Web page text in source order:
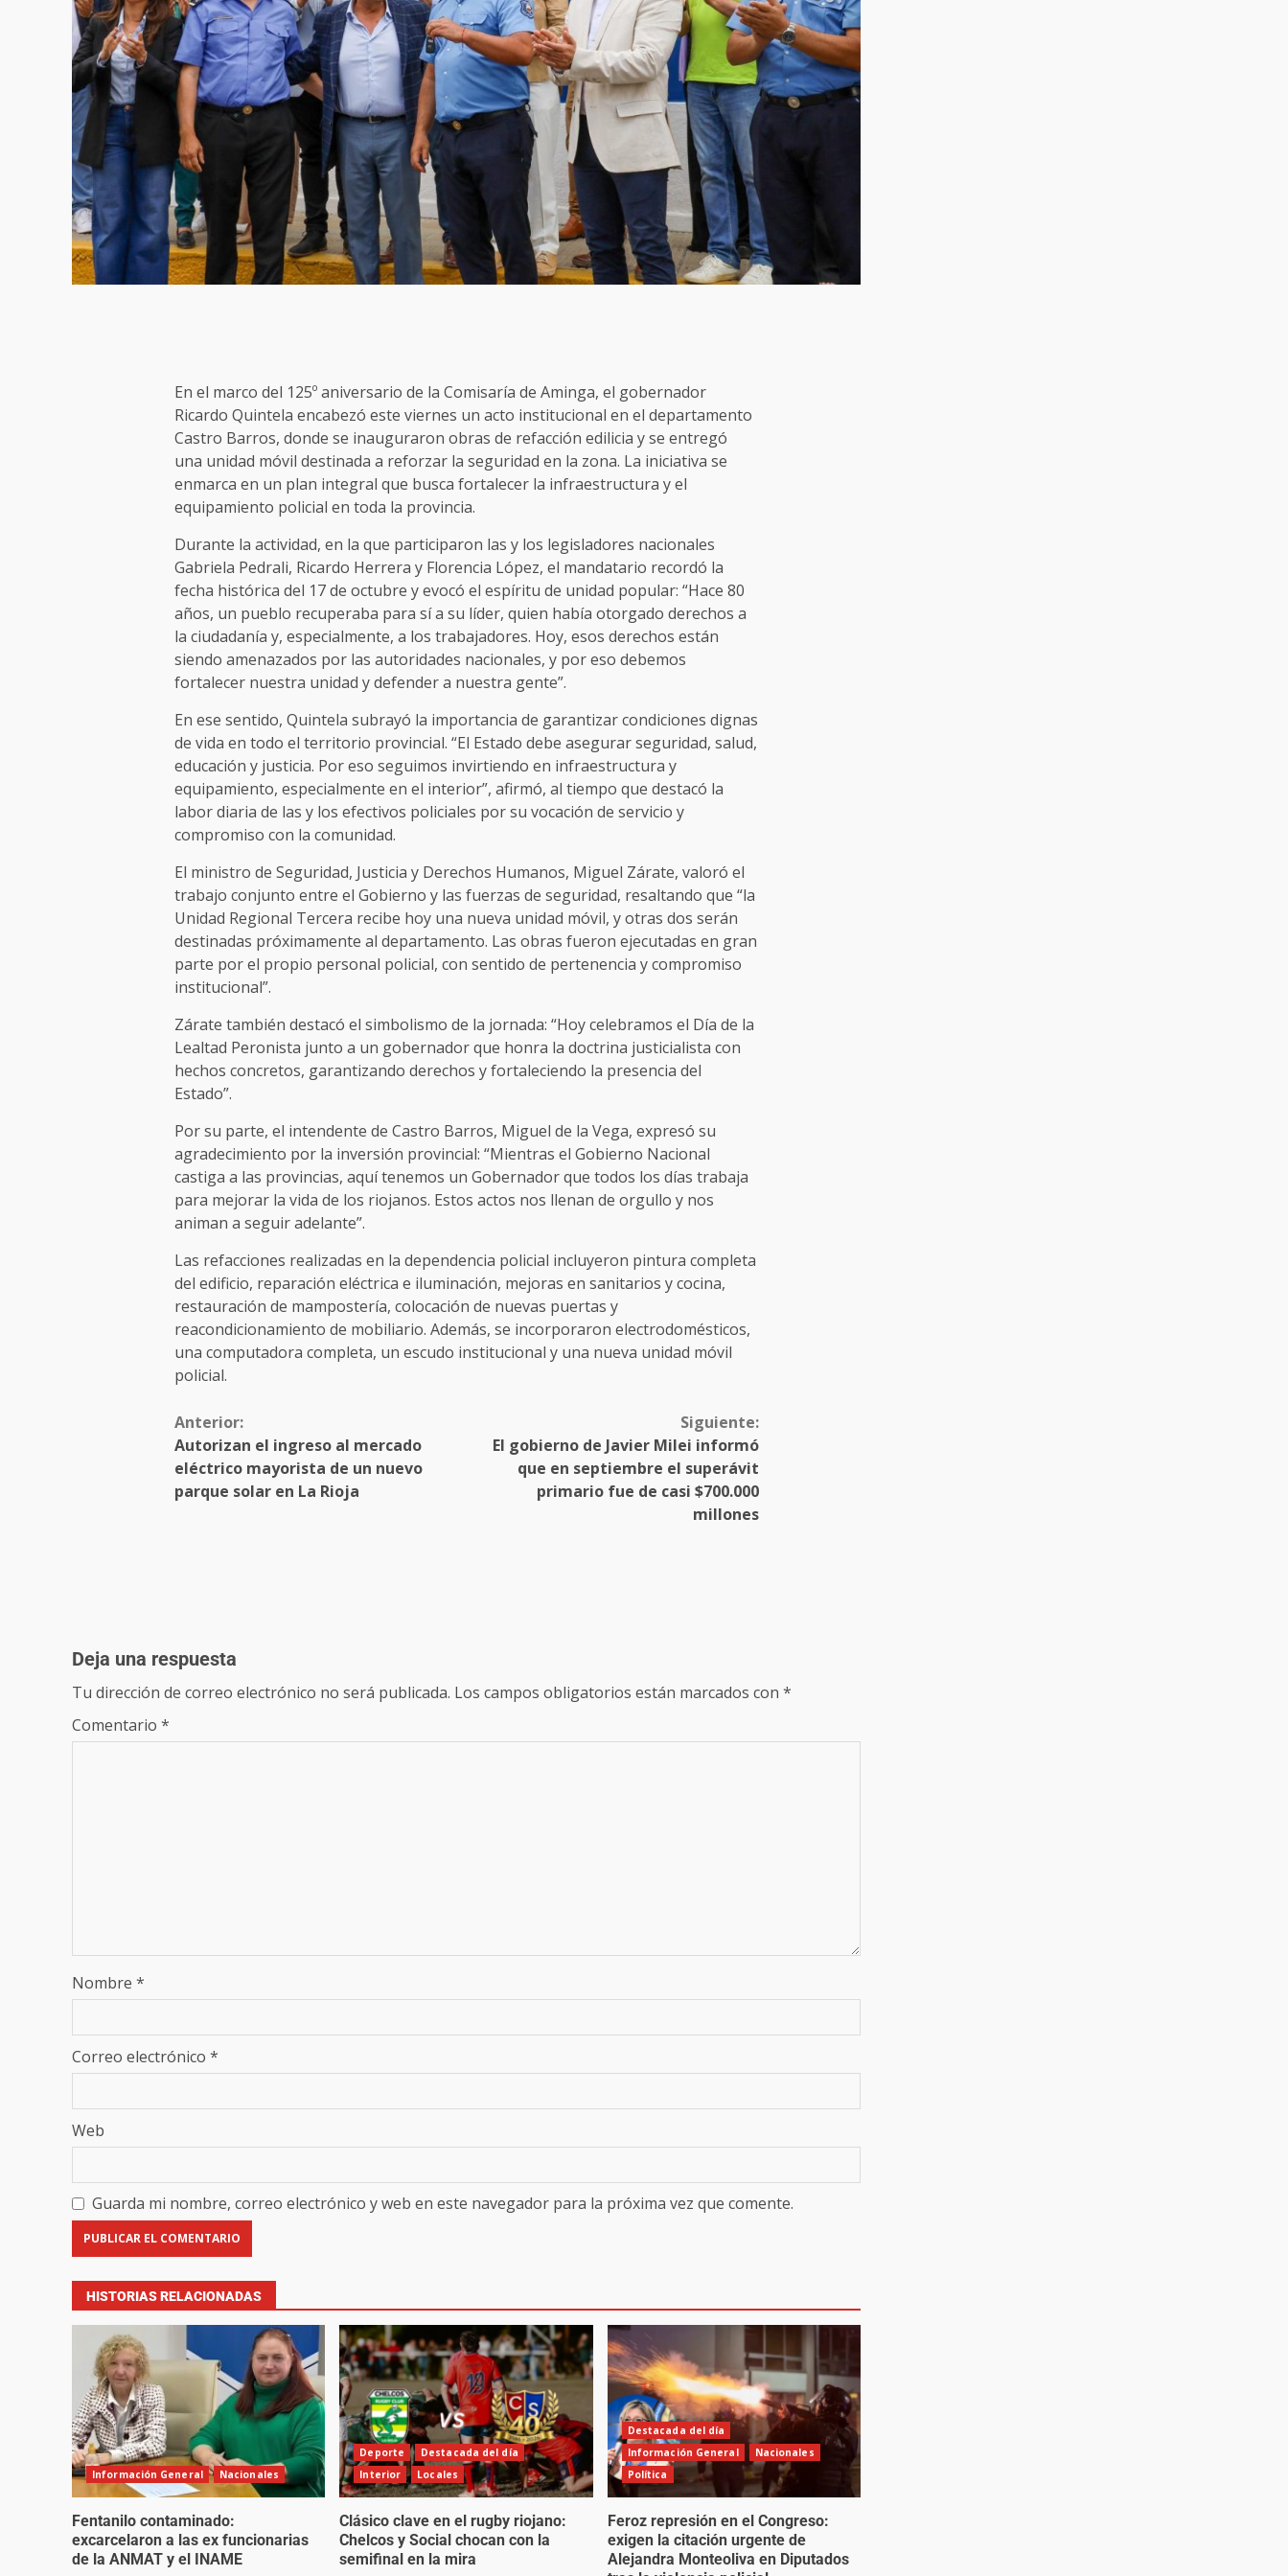
En el marco del 125º aniversario de la Comisaría de Aminga, el gobernador
Ricardo Quintela encabezó este viernes un acto institucional en el departamento
Castro Barros, donde se inauguraron obras de refacción edilicia y se entregó
una unidad móvil destinada a reforzar la seguridad en la zona. La iniciativa se
enmarca en un plan integral que busca fortalecer la infraestructura y el
equipamiento policial en toda la provincia.
Durante la actividad, en la que participaron las y los legisladores nacionales
Gabriela Pedrali, Ricardo Herrera y Florencia López, el mandatario recordó la
fecha histórica del 17 de octubre y evocó el espíritu de unidad popular: “Hace 80
años, un pueblo recuperaba para sí a su líder, quien había otorgado derechos a
la ciudadanía y, especialmente, a los trabajadores. Hoy, esos derechos están
siendo amenazados por las autoridades nacionales, y por eso debemos
fortalecer nuestra unidad y defender a nuestra gente”.
En ese sentido, Quintela subrayó la importancia de garantizar condiciones dignas
de vida en todo el territorio provincial. “El Estado debe asegurar seguridad, salud,
educación y justicia. Por eso seguimos invirtiendo en infraestructura y
equipamiento, especialmente en el interior”, afirmó, al tiempo que destacó la
labor diaria de las y los efectivos policiales por su vocación de servicio y
compromiso con la comunidad.
El ministro de Seguridad, Justicia y Derechos Humanos, Miguel Zárate, valoró el
trabajo conjunto entre el Gobierno y las fuerzas de seguridad, resaltando que “la
Unidad Regional Tercera recibe hoy una nueva unidad móvil, y otras dos serán
destinadas próximamente al departamento. Las obras fueron ejecutadas en gran
parte por el propio personal policial, con sentido de pertenencia y compromiso
institucional”.
Zárate también destacó el simbolismo de la jornada: “Hoy celebramos el Día de la
Lealtad Peronista junto a un gobernador que honra la doctrina justicialista con
hechos concretos, garantizando derechos y fortaleciendo la presencia del
Estado”.
Por su parte, el intendente de Castro Barros, Miguel de la Vega, expresó su
agradecimiento por la inversión provincial: “Mientras el Gobierno Nacional
castiga a las provincias, aquí tenemos un Gobernador que todos los días trabaja
para mejorar la vida de los riojanos. Estos actos nos llenan de orgullo y nos
animan a seguir adelante”.
Las refacciones realizadas en la dependencia policial incluyeron pintura completa
del edificio, reparación eléctrica e iluminación, mejoras en sanitarios y cocina,
restauración de mampostería, colocación de nuevas puertas y
reacondicionamiento de mobiliario. Además, se incorporaron electrodomésticos,
una computadora completa, un escudo institucional y una nueva unidad móvil
policial.
Anterior:
Autorizan el ingreso al mercado
eléctrico mayorista de un nuevo
parque solar en La Rioja
Siguiente:
El gobierno de Javier Milei informó
que en septiembre el superávit
primario fue de casi $700.000
millones
Deja una respuesta
Tu dirección de correo electrónico no será publicada. Los campos obligatorios están marcados con *
Comentario *
Nombre *
Correo electrónico *
Web
Guarda mi nombre, correo electrónico y web en este navegador para la próxima vez que comente.
HISTORIAS RELACIONADAS
Información General Nacionales
Fentanilo contaminado:
excarcelaron a las ex funcionarias
de la ANMAT y el INAME
Deporte
Destacada del día
Interior
Locales
Clásico clave en el rugby riojano:
Chelcos y Social chocan con la
semifinal en la mira
Destacada del día
Información General
Nacionales
Política
Feroz represión en el Congreso:
exigen la citación urgente de
Alejandra Monteoliva en Diputados